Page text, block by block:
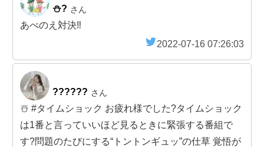
⛄️? さん
あべのえ対決‼️
2022-07-16 07:26:03
?????? さん
☃️ #タイムショック お疲れ様でした?タイムショック
は1番と言っていいほど見るときに緊張する番組で
す?問題のたびにする“トントンギュッ”の仕草 覚悟が